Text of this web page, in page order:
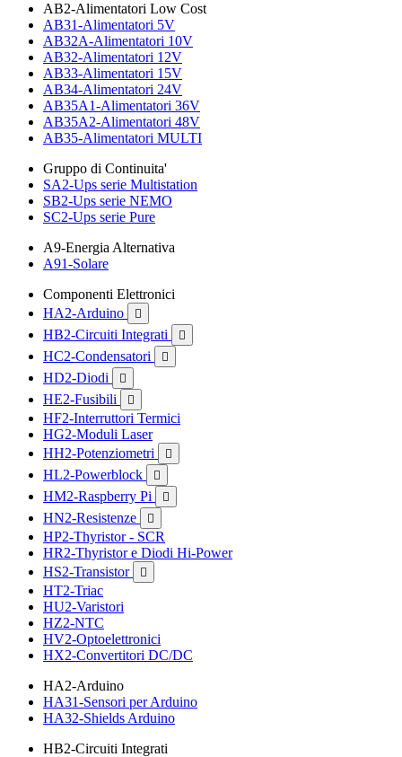
AB2-Alimentatori Low Cost
AB31-Alimentatori 5V
AB32A-Alimentatori 10V
AB32-Alimentatori 12V
AB33-Alimentatori 15V
AB34-Alimentatori 24V
AB35A1-Alimentatori 36V
AB35A2-Alimentatori 48V
AB35-Alimentatori MULTI
Gruppo di Continuita'
SA2-Ups serie Multistation
SB2-Ups serie NEMO
SC2-Ups serie Pure
A9-Energia Alternativa
A91-Solare
Componenti Elettronici
HA2-Arduino

HB2-Circuiti Integrati 
HC2-Condensatori 
HD2-Diodi 
HE2-Fusibili 
HF2-Interruttori Termici
HG2-Moduli Laser
HH2-Potenziometri

HL2-Powerblock 
HM2-Raspberry Pi 
HN2-Resistenze 
HP2-Thyristor - SCR
HR2-Thyristor e Diodi Hi-Power
HS2-Transistor

HT2-Triac
HU2-Varistori
HZ2-NTC
HV2-Optoelettronici
HX2-Convertitori DC/DC
HA2-Arduino
HA31-Sensori per Arduino
HA32-Shields Arduino
HB2-Circuiti Integrati